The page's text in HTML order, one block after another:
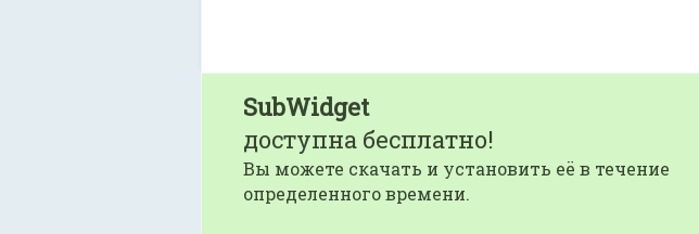
SubWidget
доступна бесплатно!
Вы можете скачать и установить её в течение
определенного времени.